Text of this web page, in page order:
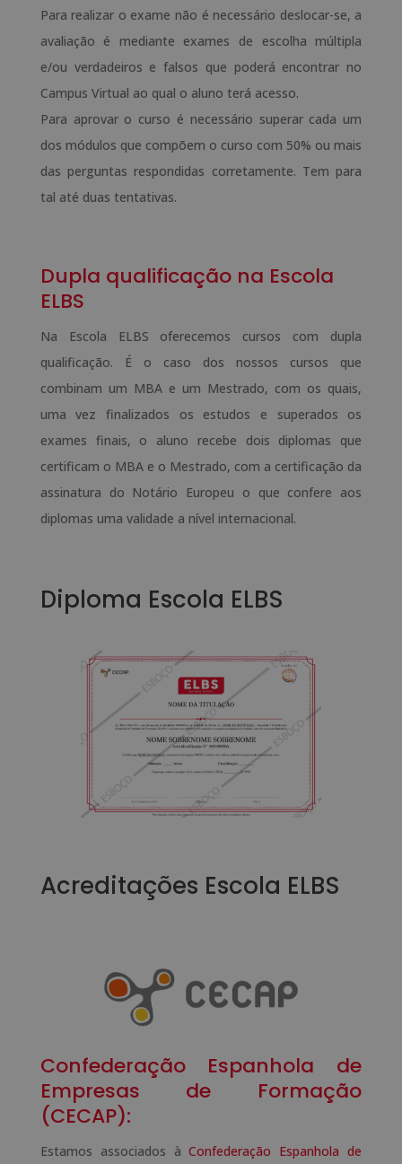
Para realizar o exame não é necessário deslocar-se, a
avaliação é mediante exames de escolha múltipla
e/ou verdadeiros e falsos que poderá encontrar no
Campus Virtual ao qual o aluno terá acesso.
Para aprovar o curso é necessário superar cada um
dos módulos que compõem o curso com 50% ou mais
das perguntas respondidas corretamente. Tem para
tal até duas tentativas.
Dupla qualificação na Escola
ELBS
Na Escola ELBS oferecemos cursos com dupla
qualificação. É o caso dos nossos cursos que
combinam um MBA e um Mestrado, com os quais,
uma vez finalizados os estudos e superados os
exames finais, o aluno recebe dois diplomas que
certificam o MBA e o Mestrado, com a certificação da
assinatura do Notário Europeu o que confere aos
diplomas uma validade a nível internacional.
Diploma Escola ELBS
Acreditações Escola ELBS
Confederação Espanhola de
Empresas de Formação
(CECAP):
Estamos associados àConfederação Espanhola de